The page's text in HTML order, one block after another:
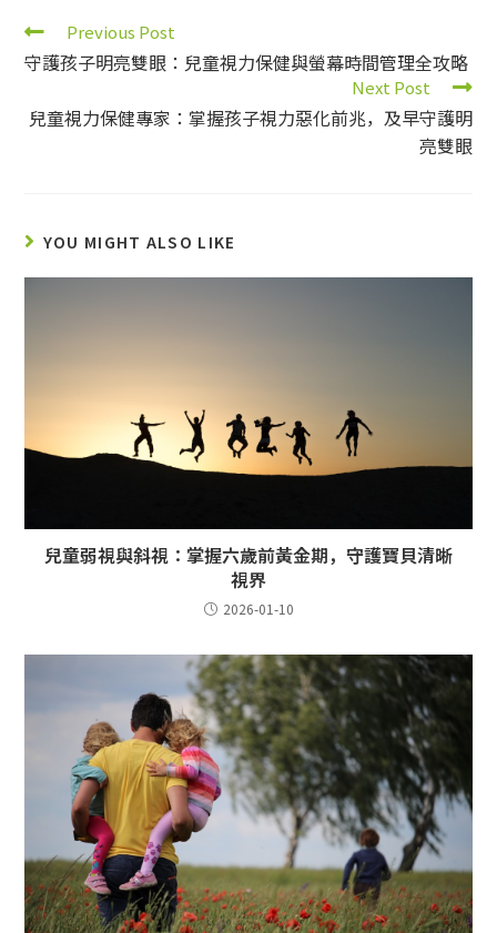
Previous Post
守護孩子明亮雙眼：兒童視力保健與螢幕時間管理全攻略
Next Post
兒童視力保健專家：掌握孩子視力惡化前兆，及早守護明
亮雙眼
YOU MIGHT ALSO LIKE
兒童弱視與斜視：掌握六歲前黃金期，守護寶貝清晰
視界
2026-01-10